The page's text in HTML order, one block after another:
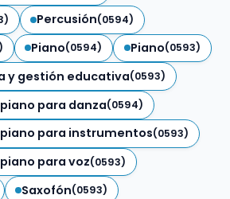
Percusión(0594)
Piano(0594) Piano(0593)
y gestión educativa(0593)
para danza(0594)
para instrumentos(0593)
para voz(0593)
Saxofón(0593)